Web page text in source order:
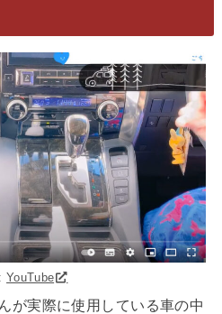
:YouTube
が実際に使用している車の中